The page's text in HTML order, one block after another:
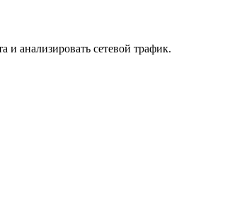
анализировать сетевой трафик.